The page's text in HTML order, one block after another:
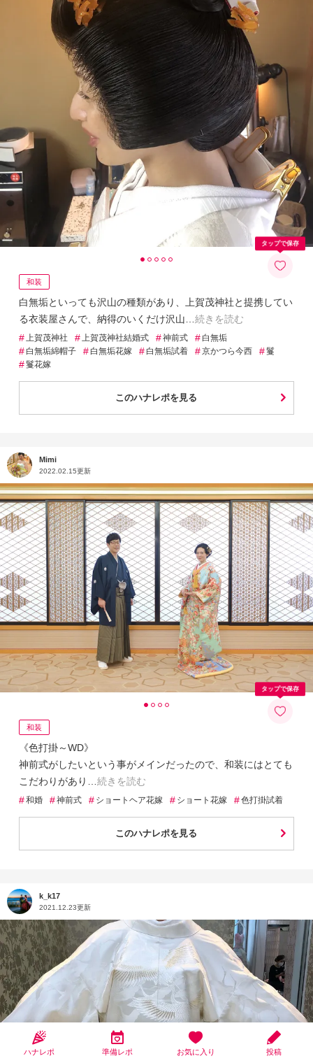
和装
タップで保存
白無垢といっても沢山の種類があり、上賀茂神社と提携してい
る衣装屋さんで、納得のいくだけ沢山
続きを読む
# 上賀茂神社 # 上賀茂神社結婚式 #神前式 # 白無垢
# 白無垢綿帽子 # 白無垢花嫁 # 白無垢試着 #京かつら今西 #鬘
#鬘花嫁
このハナレポを見る
Mimi
2022.02.15更新
和装
タップで保存
《色打掛～WD》
神前式がしたいという事がメインだったので、和装にはとても
こだわりがあり
続きを読む
#和婚 #神前式 # ショートヘア花嫁 # ショート花嫁 #色打掛試着
このハナレポを見る
k_k17
2021.12.23更新
ハナレポ 準備レポ お気に入り 投稿